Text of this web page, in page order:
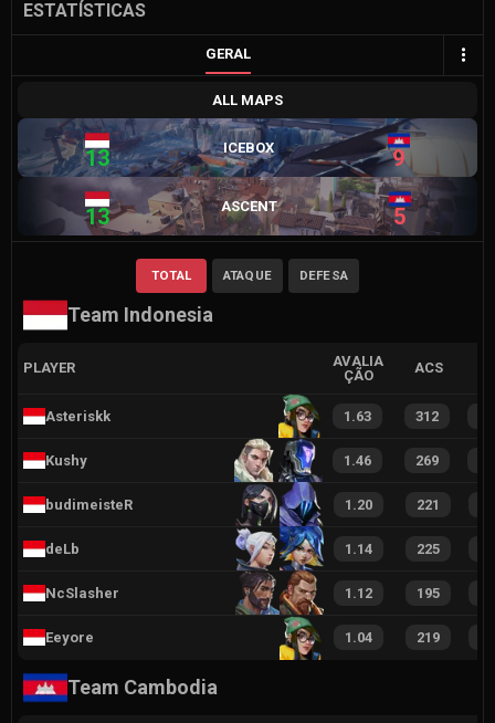
ESTATÍSTICAS
GERAL
ALL MAPS
13 ICEBOX 9
13 ASCENT 5
Team Indonesia
TOTAL ATAQUE DEFESA
PLAYER
AVALIA
ÇÃO
ACS
Asteriskk 1.63 312
Kushy 1.46 269
budimeisteR 1.20 221
deLb 1.14 225
NcSlasher 1.12 195
Eeyore 1.04 219
Team Cambodia